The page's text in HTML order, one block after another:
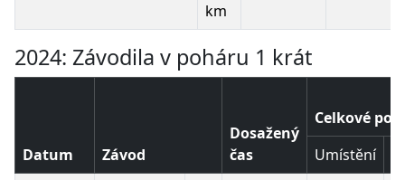
km
2024: Závodila v poháru 1 krát
Datum Závod
Dosažený
čas
Celkové
Umístění